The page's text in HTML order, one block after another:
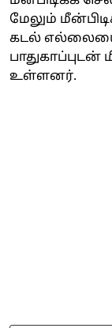
மேலும்
கடல்
பாதுகாப்புடன்
உள்ளனர்.